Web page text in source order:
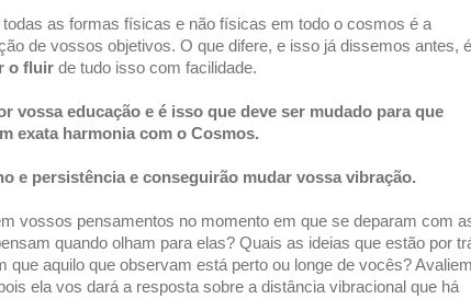
as formas físicas e não físicas em todo o cosmos é a
de vossos objetivos. O que difere, e isso já dissemos antes, é
o fluir de tudo isso com facilidade.
vossa educação e é isso que deve ser mudado para que
exata harmonia com o Cosmos.
e persistência e conseguirão mudar vossa vibração.
vossos pensamentos no momento em que se deparam com
quando olham para elas? Quais as ideias que estão por
que aquilo que observam está perto ou longe de vocês? Avaliem
ela vos dará a resposta sobre a distância vibracional que há